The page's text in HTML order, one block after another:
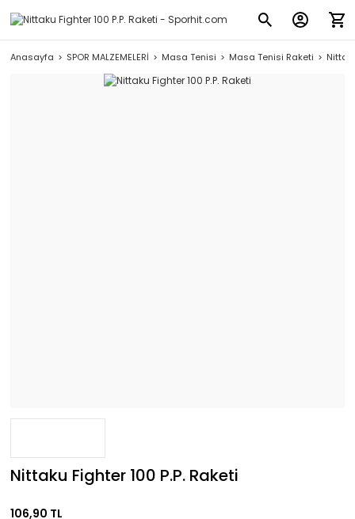
Anasayfa SPOR MALZEMELERİ Masa Tenisi Masa Tenisi Raketi
Nittaku Fighter 100 P.P. Raketi
106,90 TL